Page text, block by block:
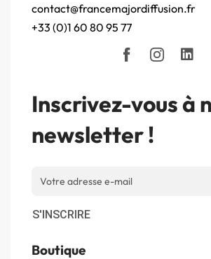
contact@francemajordiffusion.fr
+33 (0)1 60 80 95 77
Inscrivez-vous à
newsletter !
S'INSCRIRE
Boutique